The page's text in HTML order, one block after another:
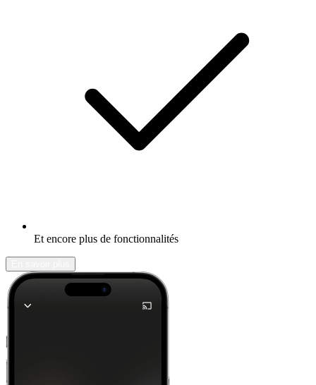
Et encore plus de fonctionnalités